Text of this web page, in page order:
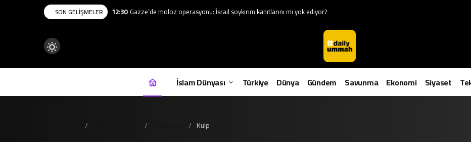
SON GELIŞMELER 12:30 Gazze’de moloz operasyonu: İsrail soykırım kanıtlarını mı yok ediyor?
Mod
değiştir
İslam Dünyası Türkiye Dünya Gündem Savunma Ekonomi Siyaset
Kulp